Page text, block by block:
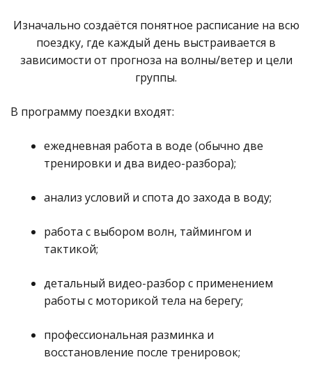
Изначально создаётся понятное расписание на всю
поездку, где каждый день выстраивается в
зависимости от прогноза на волны/ветер и цели
группы.
В программу поездки входят:
ежедневная работа в воде (обычно две
тренировки и два видео-разбора);
анализ условий и спота до захода в воду;
работа с выбором волн, таймингом и
тактикой;
детальный видео-разбор с применением
работы с моторикой тела на берегу;
профессиональная разминка и
восстановление после тренировок;